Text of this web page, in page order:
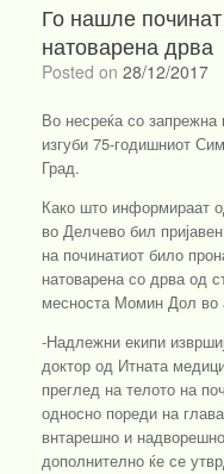
Го нашле
натоварена дрва
Posted on 28/12/2017
Во несреќа со запрежна
изгуби 75-годишниот
Град.
Како што информираат
во Делчево бил
на починатиот било
натоварена со дрва од
месноста Момин Дол во
-Надлежни екипи
доктор од Итната
преглед на телото на
односно пореди на
внтарешно и
дополнително ќе се